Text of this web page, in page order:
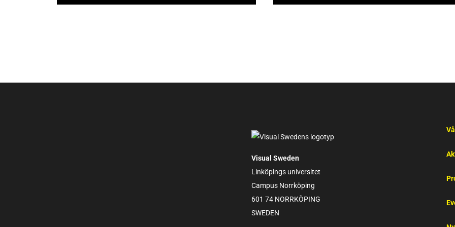
Visual Sweden
Linköpings universitet
Campus Norrköping
601 74 NORRKÖPING
SWEDEN